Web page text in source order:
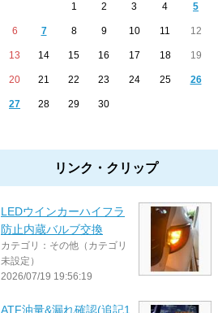
1 2 3 4 5
6 7 8 9 10 11 12
13 14 15 16 17 18 19
20 21 22 23 24 25 26
27 28 29 30
リンク・クリップ
LEDウインカーハイフラ
防止内蔵バルブ交換
カテゴリ：その他（カテゴリ
未設定）
2026/07/19 19:56:19
ATF油量&漏れ確認(追記1